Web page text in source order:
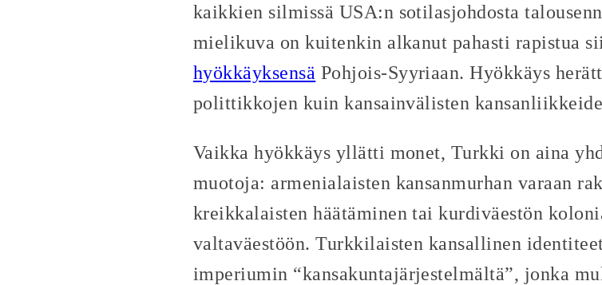
kaikkien silmissä USA:n sotilasjohdosta
mielikuva on kuitenkin alkanut pahasti rapistua
hyökkäyksensä Pohjois-Syyriaan. Hyökkäys
polittikkojen kuin kansainvälisten
Vaikka hyökkäys yllätti monet, Turkki on aina
muotoja: armenialaisten kansanmurhan varaan
kreikkalaisten häätäminen tai kurdiväestön
valtaväestöön. Turkkilaisten kansallinen
imperiumin “kansakuntajärjestelmältä”, jonka